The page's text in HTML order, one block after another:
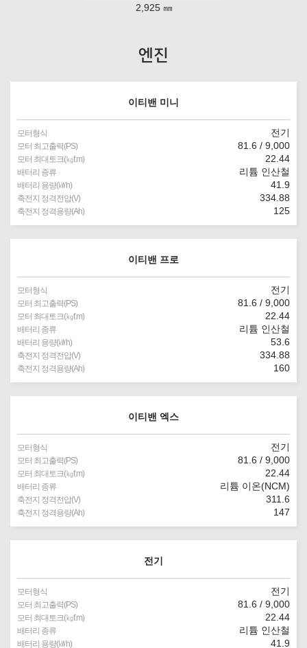
2,925 ㎜
엔진
이티밴 미니
모터형식 전기
모터 최고출력(PS) 81.6 / 9,000
모터 최대토크(㎏f.m) 22.44
배터리 종류 리튬 인산철
배터리 용량(㎾h) 41.9
축전지 정격전압(V) 334.88
축전지 정격용량(Ah) 125
이티밴 프로
모터형식 전기
모터 최고출력(PS) 81.6 / 9,000
모터 최대토크(㎏f.m) 22.44
배터리 종류 리튬 인산철
배터리 용량(㎾h) 53.6
축전지 정격전압(V) 334.88
축전지 정격용량(Ah) 160
이티밴 엑스
모터형식 전기
모터 최고출력(PS) 81.6 / 9,000
모터 최대토크(㎏f.m) 22.44
배터리 종류 리튬 이온(NCM)
축전지 정격전압(V) 311.6
축전지 정격용량(Ah) 147
전기
모터형식 전기
모터 최고출력(PS) 81.6 / 9,000
모터 최대토크(㎏f.m) 22.44
배터리 종류 리튬 인산철
배터리 용량(㎾h) 41.9